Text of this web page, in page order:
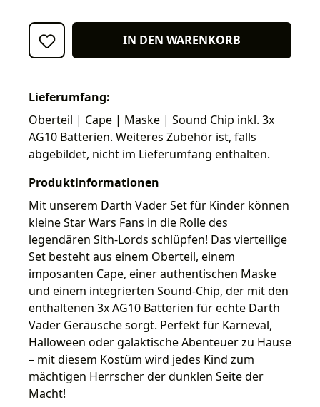
IN DEN WARENKORB
Lieferumfang:
Oberteil | Cape | Maske | Sound Chip inkl. 3x
AG10 Batterien. Weiteres Zubehör ist, falls
abgebildet, nicht im Lieferumfang enthalten.
Produktinformationen
Mit unserem Darth Vader Set für Kinder können
kleine Star Wars Fans in die Rolle des
legendären Sith-Lords schlüpfen! Das vierteilige
Set besteht aus einem Oberteil, einem
imposanten Cape, einer authentischen Maske
und einem integrierten Sound-Chip, der mit den
enthaltenen 3x AG10 Batterien für echte Darth
Vader Geräusche sorgt. Perfekt für Karneval,
Halloween oder galaktische Abenteuer zu Hause
– mit diesem Kostüm wird jedes Kind zum
mächtigen Herrscher der dunklen Seite der
Macht!